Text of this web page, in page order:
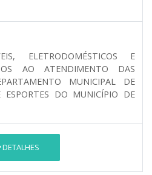
ELETRODOMÉSTICOS E
AO ATENDIMENTO DAS
MUNICIPAL DE
ESPORTES DO MUNICÍPIO DE
DETALHES